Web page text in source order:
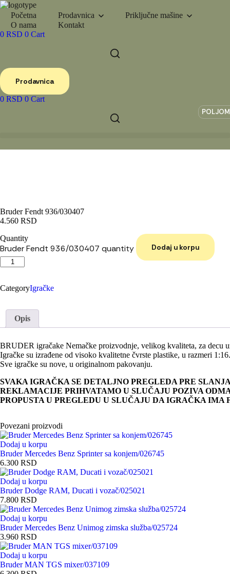
Početna Prodavnica
Priključne mašine
O nama
Kontakt
0 RSD 0 Cart
Prodavnica
0 RSD 0 Cart
Bruder Fendt 936/030407
4.560 RSD
Quantity
Bruder Fendt 936/030407 quantity Dodaj u korpu
CategoryIgračke
Opis
BRUDER igračake Nemačke proizvodnje, velikog kvaliteta, za decu
Igračke su izrađene od visoko kvalitetne čvrste plastike, u razmeri 1:16.
Sve igračke su nove, u originalnom pakovanju.
SVAKA IGRAČKA SE DETALJNO PREGLEDA PRE
REKLAMACIJE PRIHVATAMO U SLUČAJU POZIVA
PROPUSTA U PREGLEDU U SLUČAJU DA IGRAČKA
Povezani proizvodi
Dodaj u korpu
Bruder Mercedes Benz Sprinter sa konjem/026745
6.300 RSD
Dodaj u korpu
Bruder Dodge RAM, Ducati i vozač/025021
7.800 RSD
Dodaj u korpu
Bruder Mercedes Benz Unimog zimska služba/025724
3.960 RSD
Dodaj u korpu
Bruder MAN TGS mixer/037109